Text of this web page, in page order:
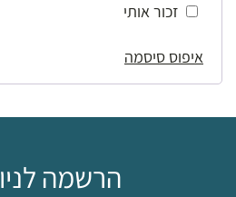
זכור אותי
איפוס סיסמה
הרשמה